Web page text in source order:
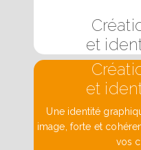
et
et
Une identité
image, forte et
vos